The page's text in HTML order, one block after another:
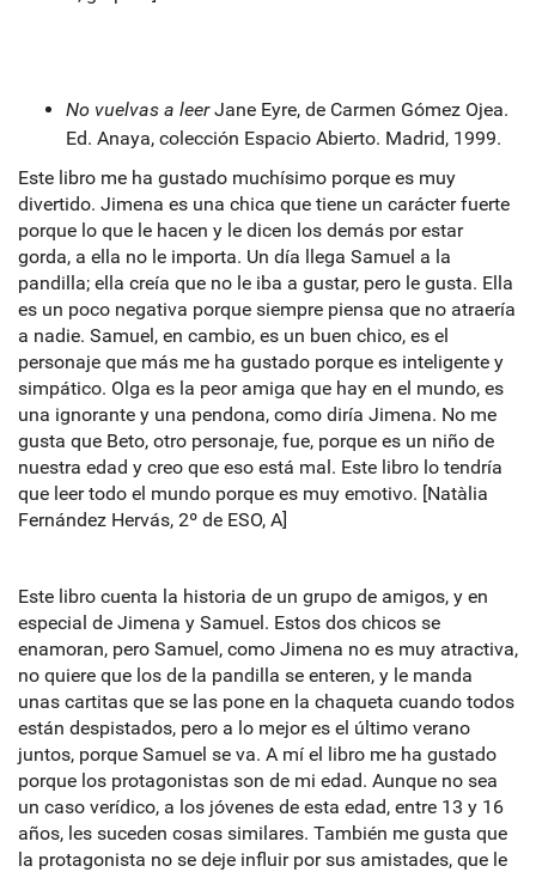
No vuelvas a leerJane Eyre, de Carmen Gómez Ojea.
Ed. Anaya, colección Espacio Abierto. Madrid, 1999.
Este libro me ha gustado muchísimo porque es muy
divertido. Jimena es una chica que tiene un carácter fuerte
porque lo que le hacen y le dicen los demás por estar
gorda, a ella no le importa. Un día llega Samuel a la
pandilla; ella creía que no le iba a gustar, pero le gusta. Ella
es un poco negativa porque siempre piensa que no atraería
a nadie. Samuel, en cambio, es un buen chico, es el
personaje que más me ha gustado porque es inteligente y
simpático. Olga es la peor amiga que hay en el mundo, es
una ignorante y una pendona, como diría Jimena. No me
gusta que Beto, otro personaje, fue, porque es un niño de
nuestra edad y creo que eso está mal. Este libro lo tendría
que leer todo el mundo porque es muy emotivo. [Natàlia
Fernández Hervás, 2º de ESO, A]
Este libro cuenta la historia de un grupo de amigos, y en
especial de Jimena y Samuel. Estos dos chicos se
enamoran, pero Samuel, como Jimena no es muy atractiva,
no quiere que los de la pandilla se enteren, y le manda
unas cartitas que se las pone en la chaqueta cuando todos
están despistados, pero a lo mejor es el último verano
juntos, porque Samuel se va. A mí el libro me ha gustado
porque los protagonistas son de mi edad. Aunque no sea
un caso verídico, a los jóvenes de esta edad, entre 13 y 16
años, les suceden cosas similares. También me gusta que
la protagonista no se deje influir por sus amistades, que le